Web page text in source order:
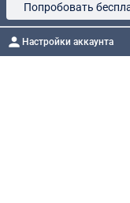
Попробовать
Настройки аккаунта